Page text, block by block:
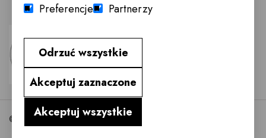
©2026 InneMeble.pl
Preferencje
Partnerzy
Odrzuć wszystkie
Akceptuj zaznaczone
Akceptuj wszystkie